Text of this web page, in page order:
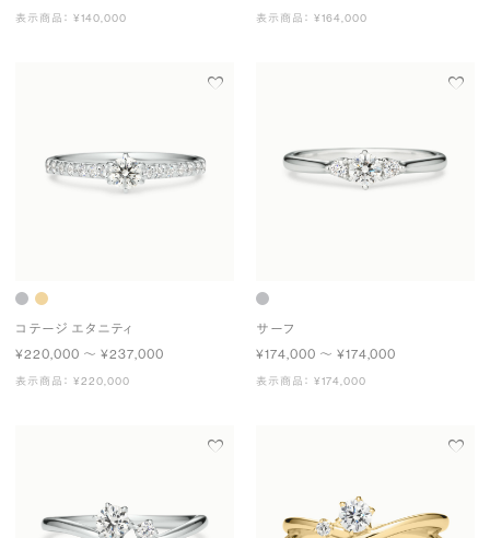
表示商品： ¥140,000 表示商品： ¥164,000
コテージ エタニティ
¥220,000 〜 ¥237,000
表示商品： ¥220,000
サーフ
¥174,000 〜 ¥174,000
表示商品： ¥174,000